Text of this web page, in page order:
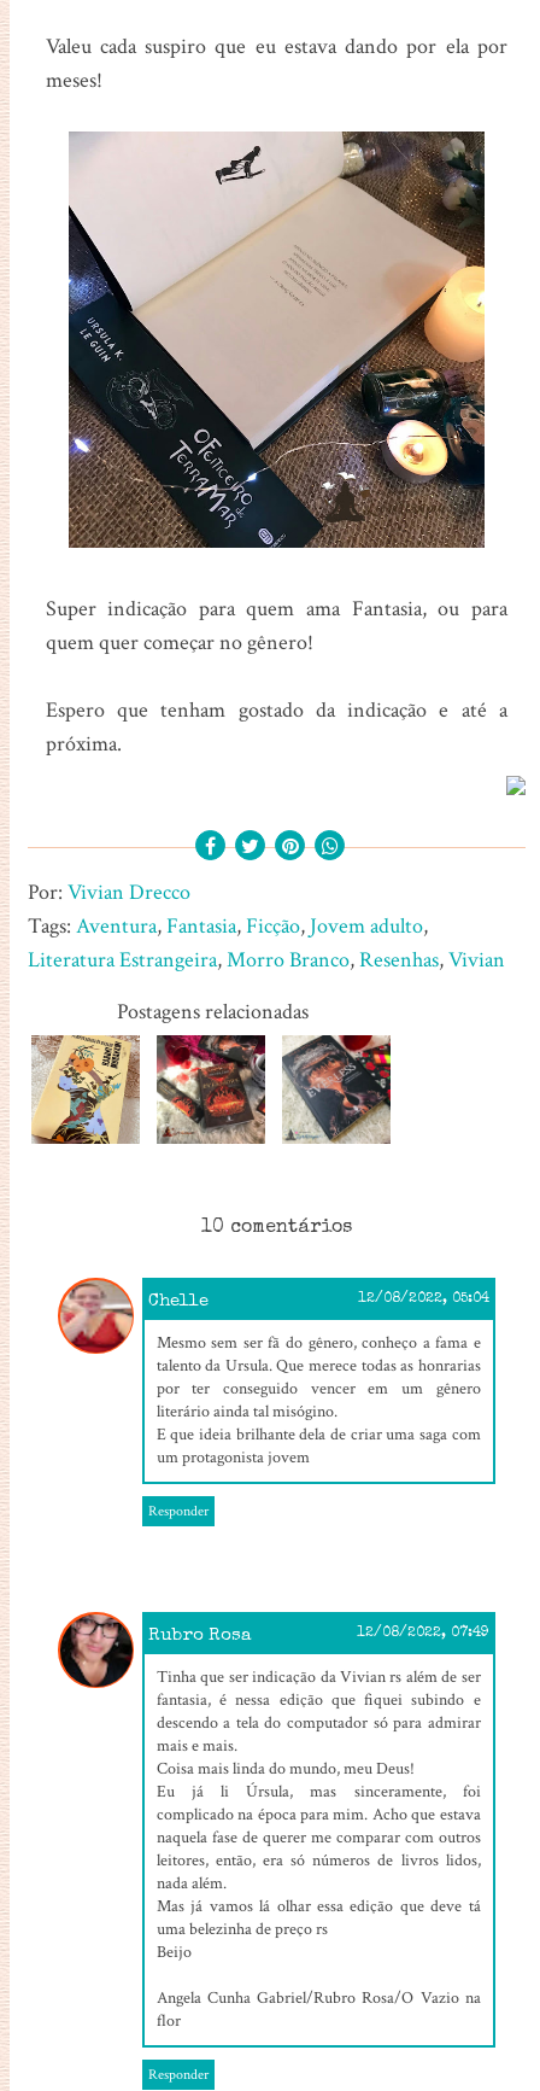
Valeu cada suspiro que eu estava dando por ela por
meses!
Super indicação para quem ama Fantasia, ou para
quem quer começar no gênero!
Espero que tenham gostado da indicação e até a
próxima.
Por: Vivian Drecco
Tags: Aventura,Fantasia,Ficção, Jovem adulto,
Literatura Estrangeira,Morro Branco,Resenhas,Vivian
Postagens relacionadas
10 comentários
Chelle 12/08/2022, 05:04
Mesmo sem ser fã do gênero, conheço a fama e
talento da Ursula. Que merece todas as honrarias
por ter conseguido vencer em um gênero
literário ainda tal misógino.
E que ideia brilhante dela de criar uma saga com
um protagonista jovem
Responder
Rubro Rosa 12/08/2022, 07:49
Tinha que ser indicação da Vivian rs além de ser
fantasia, é nessa edição que fiquei subindo e
descendo a tela do computador só para admirar
mais e mais.
Coisa mais linda do mundo, meu Deus!
Eu já li Úrsula, mas sinceramente, foi
complicado na época para mim. Acho que estava
naquela fase de querer me comparar com outros
leitores, então, era só números de livros lidos,
nada além.
Mas já vamos lá olhar essa edição que deve tá
uma belezinha de preço rs
Beijo
Angela Cunha Gabriel/Rubro Rosa/O Vazio na
flor
Responder